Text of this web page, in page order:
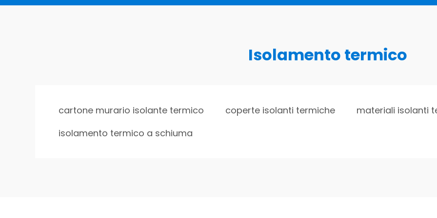
Isolamento termico
cartone murario isolante termico coperte isolanti termiche
materiali isolanti
isolamento termico a schiuma